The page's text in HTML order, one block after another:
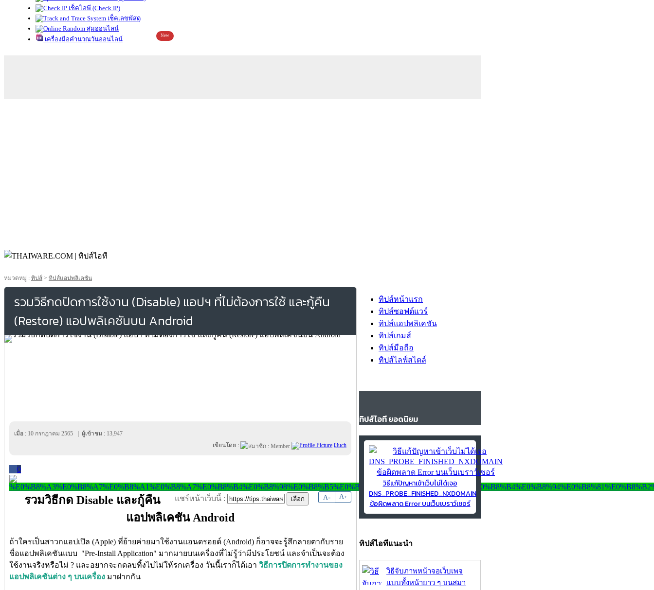
เช็คไอพี (Check IP)
เช็คเลขพัสดุ
สุ่มออนไลน์
เครื่องมือคำนวณวันออนไลน์
New
หมวดหมู่ : ทิปส์ > ทิปส์แอปพลิเคชัน
รวมวิธีกดปิดการใช้งาน (Disable) แอปฯ ที่ไม่ต้องการใช้ และกู้คืน
(Restore) แอปพลิเคชันบน Android
เมื่อ : 10 กรกฎาคม 2565 ผู้เข้าชม : 13,947
เขียนโดย :
l3uch
0
A- A+
แชร์หน้าเว็บนี้ :
รวมวิธีกด Disable และกู้คืน
แอปพลิเคชัน Android
ถ้าใครเป็นสาวกแอปเปิล (Apple) ที่ย้ายค่ายมาใช้งานแอนดรอยด์ (Android) ก็อาจจะรู้สึกลายตากับราย
ชื่อแอปพลิเคชันแบบ "Pre-Install Application" มากมายบนเครื่องที่ไม่รู้ว่ามีประโยชน์ และจำเป็นจะต้อง
ใช้งานจริงหรือไม่ ? และอยากจะกดลบทิ้งไปไม่ให้รกเครื่อง วันนี้เราก็ได้เอา วิธีการปิดการทำงานของ
แอปพลิเคชันต่าง ๆ บนเครื่อง มาฝากกัน
ทิปส์หน้าแรก
ทิปส์ซอฟต์แวร์
ทิปส์แอปพลิเคชัน
ทิปส์เกมส์
ทิปส์มือถือ
ทิปส์ไลฟ์สไตล์
ทิปส์ไอที ยอดนิยม
วิธีแก้ปัญหาเข้าเว็บไม่ได้เจอ
DNS_PROBE_FINISHED_NXDOMAIN
ข้อผิดพลาด Error บนเว็บเบราว์เซอร์
ทิปส์ไอทีแนะนำ
วิธีจับภาพหน้าจอเว็บเพจ
แบบทั้งหน้ายาว ๆ บนสมา